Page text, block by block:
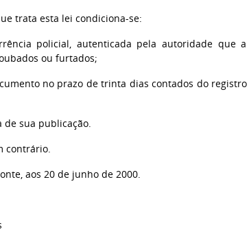
trata esta lei condiciona-se:
policial, autenticada pela autoridade que
ou furtados;
no prazo de trinta dias contados do
sua publicação.
contrário.
aos 20 de junho de 2000.